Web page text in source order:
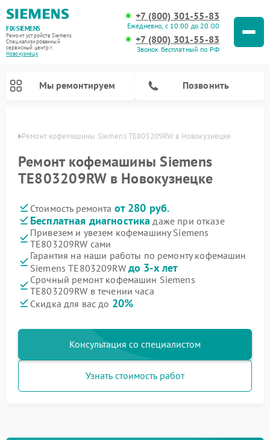
FIX-SIEMENS
Ремонт устройств Siemens
Специализированный
cервисный центр г.
Новокузнецк
+7 (800) 301-55-83
Ежедневно, с 10:00 до 20:00
+7 (800) 301-55-83
Звонок бесплатный по РФ
Мы ремонтируем Позвонить
Ремонт кофемашины Siemens TE803209RW в Новокузнецке
Ремонт кофемашины Siemens
TE803209RW в Новокузнецке
Стоимость ремонта от 280 руб.
Бесплатная диагностика даже при отказе
Привезем и увезем кофемашину Siemens
TE803209RW сами
Гарантия на наши работы по ремонту кофемашин
Siemens TE803209RW до 3-х лет
Срочный ремонт кофемашин Siemens
TE803209RW в течении часа
Скидка для вас до 20%
Консультация со специалистом
Узнать стоимость работ